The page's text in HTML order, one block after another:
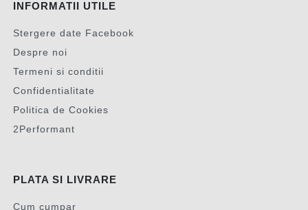
INFORMATII UTILE
Stergere date Facebook
Despre noi
Termeni si conditii
Confidentialitate
Politica de Cookies
2Performant
PLATA SI LIVRARE
Cum cumpar